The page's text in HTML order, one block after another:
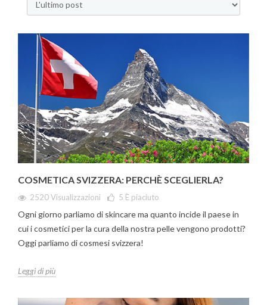
COSMETICA SVIZZERA: PERCHÈ SCEGLIERLA?
2520 Visualizzazioni 5 È piaciuto
Ogni giorno parliamo di skincare ma quanto incide il paese in
cui i cosmetici per la cura della nostra pelle vengono prodotti?
Oggi parliamo di cosmesi svizzera!
Leggi di più